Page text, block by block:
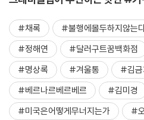
#채록 #불행에몰두하지않는
#정해연
#달러구트꿈백화점
#명상록
#겨울통 #김금
#베르나르베르베르
#김미경
#미국은어떻게무너지는가
#